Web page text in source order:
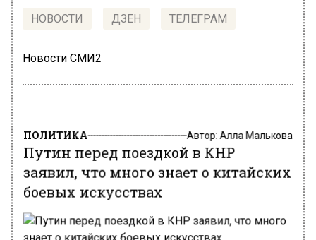
НОВОСТИ ДЗЕН ТЕЛЕГРАМ
Новости СМИ2
ПОЛИТИКА Автор: Алла Малькова
Путин перед поездкой в КНР
заявил, что много знает о китайских
боевых искусствах